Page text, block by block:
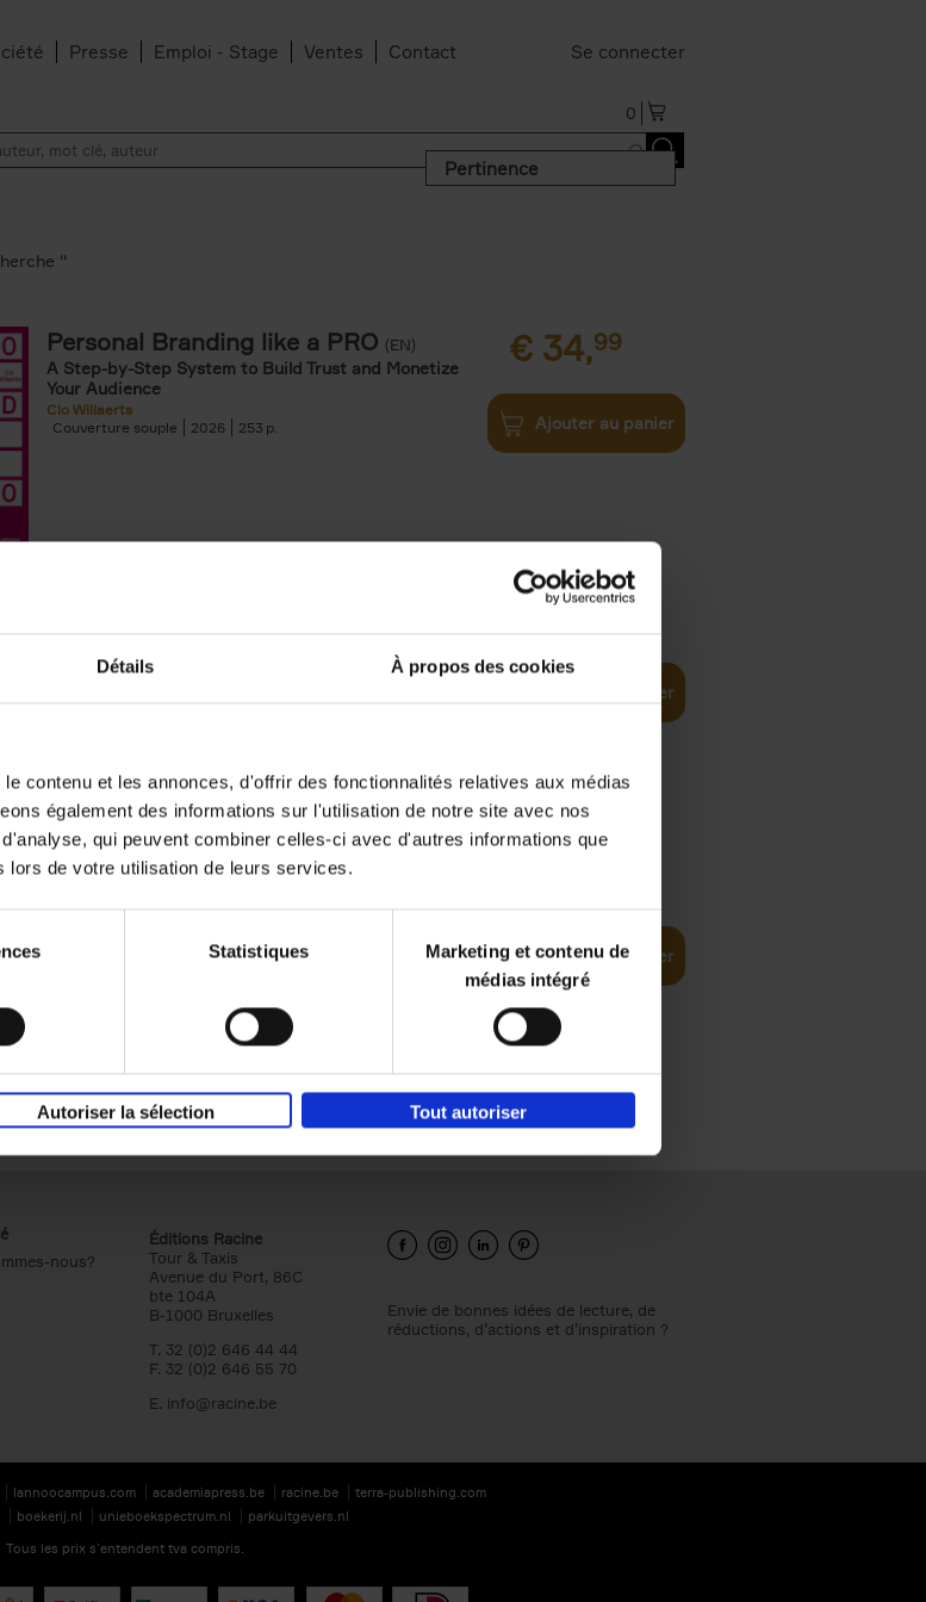
Détails À propos des cookies
contenu et les annonces, d'offrir des fonctionnalités relatives aux médias
également des informations sur l'utilisation de notre site avec nos
qui peuvent combiner celles-ci avec d'autres informations que
de votre utilisation de leurs services.
Statistiques
Marketing et contenu de
médias intégré
Autoriser la sélection Tout autoriser
Presse Emploi - Stage Ventes Contact Se connecter
0
Pertinence
''
Personal Branding like a PRO (EN)
A Step-by-Step System to Build Trust and Monetize
Your Audience
Clo Willaerts
Couverture souple
2026 253
€ 34,99
Ajouter au panier
completely revised edition
Prepare. Run. Optimize.
Couverture souple
2022 226
35,50
Ajouter au panier
Content Marketing like a PRO
2023 352 Ajouter au panier
nous?
Éditions Racine
Tour & Taxis
Avenue du Port, 86C
bte 104A
B-1000 Bruxelles
T. 32 (0)2 646 44 44
F. 32 (0)2 646 55 70
E. info@racine.be
Envie de bonnes idées de lecture, de
réductions, d’actions et d’inspiration ?
lannoocampus.com academiapress.be racine.be
terra-publishing.com
boekerij.nl unieboekspectrum.nl
parkuitgevers.nl
Tous les prix s’entendent tva compris.